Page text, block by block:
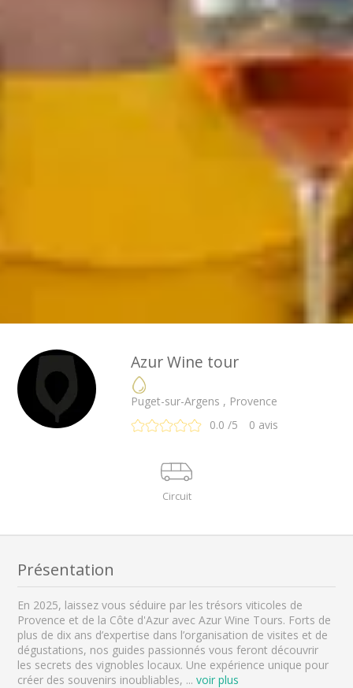
Azur Wine tour
Puget-sur-Argens , Provence
0.0 /5 0 avis
Circuit
Présentation
En 2025, laissez vous séduire par les trésors viticoles de
Provence et de la Côte d'Azur avec Azur Wine Tours. Forts de
plus de dix ans d’expertise dans l’organisation de visites et de
dégustations, nos guides passionnés vous feront découvrir
les secrets des vignobles locaux. Une expérience unique pour
créer des souvenirs inoubliables, ... voir plus